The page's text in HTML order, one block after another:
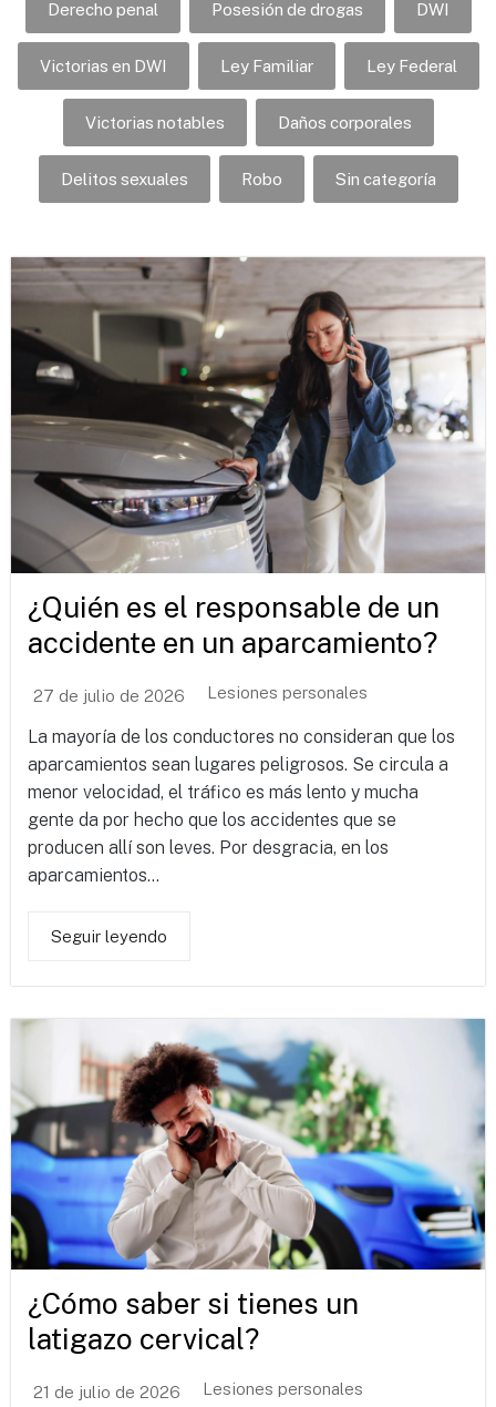
Derecho penal Posesión de drogas DWI
Victorias en DWI Ley Familiar Ley Federal
Victorias notables Daños corporales
Delitos sexuales Robo Sin categoría
¿Quién es el responsable de un
accidente en un aparcamiento?
27 de julio de 2026 Lesiones personales
La mayoría de los conductores no consideran que los
aparcamientos sean lugares peligrosos. Se circula a
menor velocidad, el tráfico es más lento y mucha
gente da por hecho que los accidentes que se
producen allí son leves. Por desgracia, en los
aparcamientos...
Seguir leyendo
¿Cómo saber si tienes un
latigazo cervical?
21 de julio de 2026 Lesiones personales